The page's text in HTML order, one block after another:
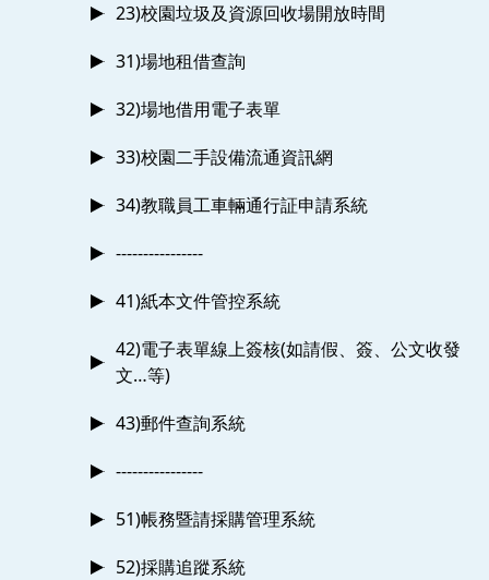
23)校園垃圾及資源回收場開放時間
31)場地租借查詢
32)場地借用電子表單
33)校園二手設備流通資訊網
34)教職員工車輛通行証申請系統
----------------
41)紙本文件管控系統
42)電子表單線上簽核(如請假、簽、公文收發
文…等)
43)郵件查詢系統
----------------
51)帳務暨請採購管理系統
52)採購追蹤系統